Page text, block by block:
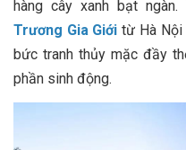
hàng cây xanh bạt
Trương Gia Giới từ Hà
bức tranh thủy mặc đầy
phần sinh động.